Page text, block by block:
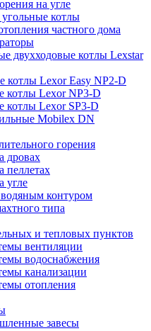
на угле
котлы
частного дома
двухходовые котлы Lexstar
котлы Lexor Easy NP2-D
котлы Lexor NP3-D
котлы Lexor SP3-D
Mobilex DN
горения
дровах
пеллетах
угле
контуром
типа
и тепловых пунктов
вентиляции
водоснабжения
канализации
отопления
завесы